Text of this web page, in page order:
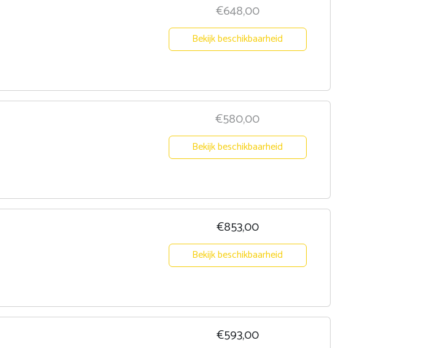
€648,00
Bekijk beschikbaarheid
€580,00
Bekijk beschikbaarheid
€853,00
Bekijk beschikbaarheid
€593,00